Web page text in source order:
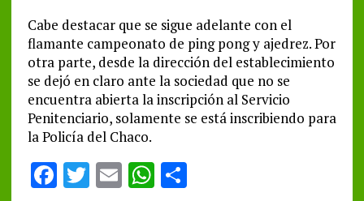
Cabe destacar que se sigue adelante con el
flamante campeonato de ping pong y ajedrez. Por
otra parte, desde la dirección del establecimiento
se dejó en claro ante la sociedad que no se
encuentra abierta la inscripción al Servicio
Penitenciario, solamente se está inscribiendo para
la Policía del Chaco.
F T E WS